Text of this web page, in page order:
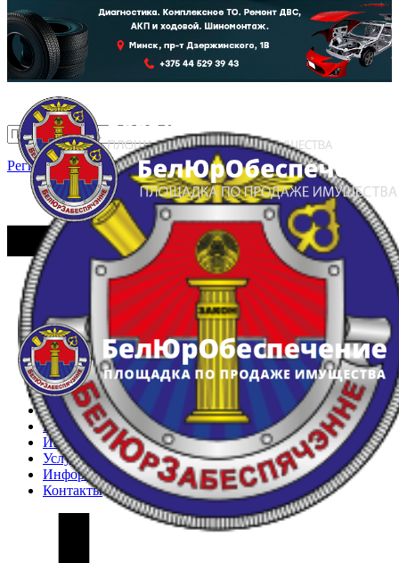
Регистрация Вход
Главная
Арестованное имущество
Реестр несостоявшихся торгов
Реестр переоценок
Частное имущество
Государственное имущество
Интернет-магазин
Интернет-витрина
Услуги
Информация
Контакты